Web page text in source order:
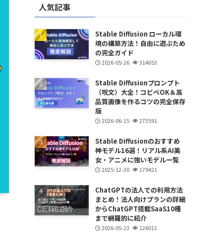
人気記事
Stable Diffusion ローカル環
境の構築方法！自由に遊ぶため
の完全ガイド
2026-05-26 314653
Stable Diffusionプロンプト
（呪文）大全！コピペOK＆高
品質画像を作るコツの完全保存
版
2026-06-15 273591
Stable Diffusionのおすすめ
神モデル16選！リアル系AI美
女・アニメに強いモデル一覧
2025-12-30 179421
ChatGPTの法人での利用方法
まとめ！法人向けプランの詳細
からChatGPT搭載SaaS10種
まで網羅的に紹介
2026-05-23 126011